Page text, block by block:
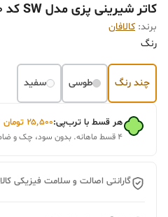
کاتر شیرینی پزی مدل SW کد 1010 مجموعه 2 عددی
برند: کالافان
رنگ
چند رنگ طوسی سفید
هر قسط با ترب‌پی:۲۵٬۵۰۰ تومان
۴ قسط ماهانه. بدون سود، چک و ضامن.
گارانتی اصالت و سلامت فیزیکی کالا